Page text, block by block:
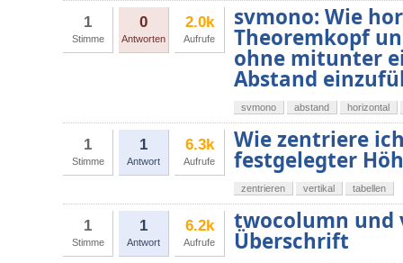
1
Stimme
0
Antworten
2.0k
Aufrufe
svmono: Wie
Theoremkopf
ohne mitunter
Abstand
svmono abstand horizontal
1
Stimme
1
Antwort
6.3k
Aufrufe
Wie zentriere
festgelegter
zentrieren vertikal tabellen
1
Stimme
1
Antwort
6.2k
Aufrufe
twocolumn und
Überschrift